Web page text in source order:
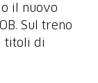
il nuovo
Sul treno
titoli di